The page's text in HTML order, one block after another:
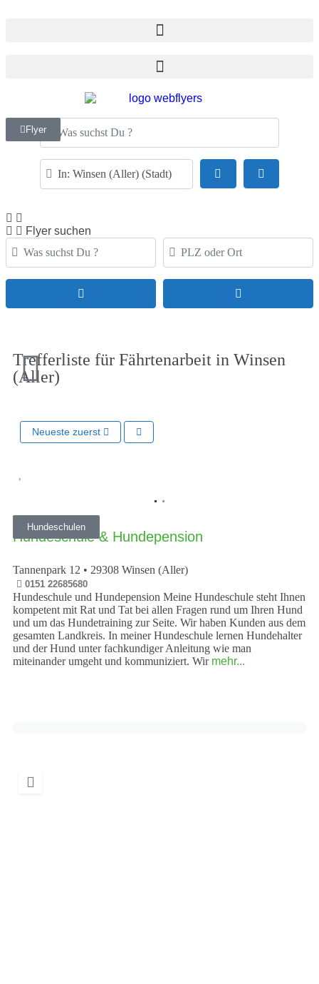
Flyer
PLZ oder Ort
Suchen
Flyer suchen
Was suchst Du ?
PLZ oder Ort
Trefferliste für Fährtenarbeit in Winsen
(Aller)
Neueste zuerst
Hundeschulen
Hundeschule & Hundepension
Tannenpark 12 • 29308 Winsen (Aller)
0151 22685680
Hundeschule und Hundepension Meine Hundeschule steht Ihnen
kompetent mit Rat und Tat bei allen Fragen rund um Ihren Hund
und um das Hundetraining zur Seite. Wir haben Kunden aus dem
gesamten Landkreis. In meiner Hundeschule lernen Hundehalter
und der Hund unter fachkundiger Anleitung wie man
miteinander umgeht und kommuniziert. Wir mehr...